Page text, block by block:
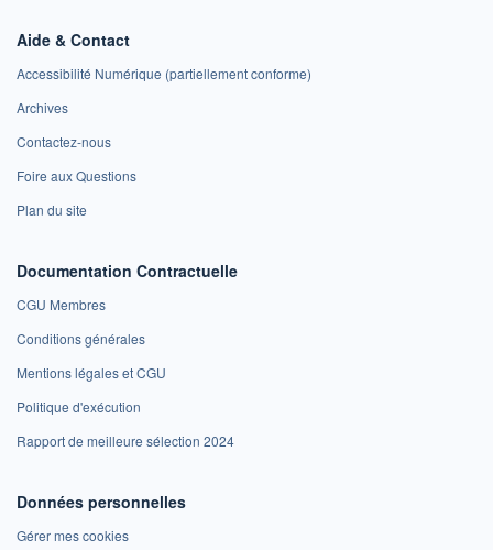
Aide & Contact
Accessibilité Numérique (partiellement conforme)
Archives
Contactez-nous
Foire aux Questions
Plan du site
Documentation Contractuelle
CGU Membres
Conditions générales
Mentions légales et CGU
Politique d'exécution
Rapport de meilleure sélection 2024
Données personnelles
Gérer mes cookies